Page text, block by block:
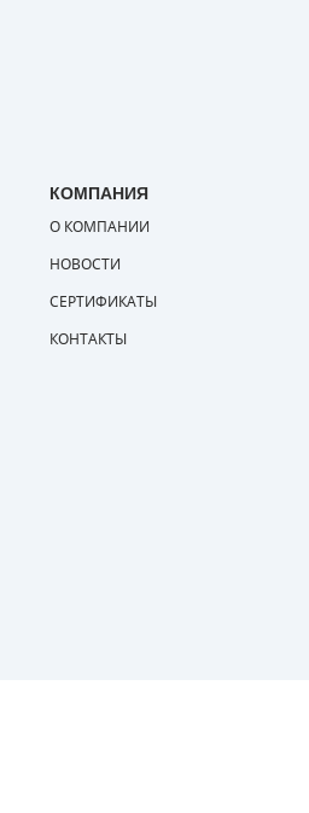
ПОРШНЕВЫЕ СТАЦИОНАРНЫЕ
КОМПРЕССОРЫ
С РЕМЕННЫМ ПРИВОДОМ
ПОРШНЕВЫЕ 380 В
КОМПАНИЯ
О КОМПАНИИ
НОВОСТИ
СЕРТИФИКАТЫ
КОНТАКТЫ